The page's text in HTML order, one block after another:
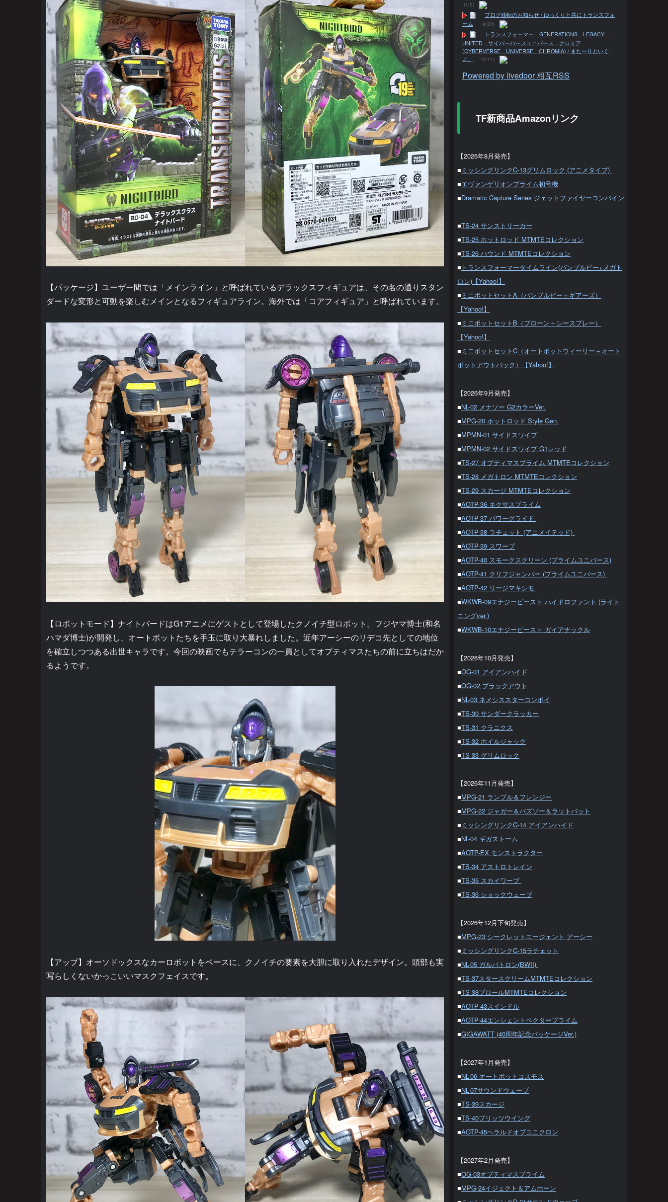
【パッケージ】ユーザー間では「メインライン」と呼ばれているデラックスフィギュアは、その名の通りスタン
ダードな変形と可動を楽しむメインとなるフィギュアライン。海外では「コアフィギュア」と呼ばれています。
【ロボットモード】ナイトバードはG1アニメにゲストとして登場したクノイチ型ロボット。フジヤマ博士(和名
ハマダ博士)が開発し、オートボットたちを手玉に取り大暴れしました。近年アーシーのリデコ先としての地位
を確立しつつある出世キャラです。今回の映画でもテラーコンの一員としてオプティマスたちの前に立ちはだか
るようです。
【アップ】オーソドックスなカーロボットをベースに、クノイチの要素を大胆に取り入れたデザイン。頭部も実
写らしくないかっこいいマスクフェイスです。
(1/5)
ブログ移転のお知らせ / ゆっくりと共にトランスフォ
ーム
(4/20)
トランスフォーマー GENERATIONS LEGACY
UNITED サイバーバースユニバース クロミア
(CYBERVERSE UNIVERSE CHROMIA) / またーりといく
よ。
(4/11)
Powered by livedoor 相互RSS
TF新商品Amazonリンク
【2026年8月発売】
■ ミッシングリンクC-13グリムロック (アニメタイプ)
■エヴァンゲリオンプライム初号機
■Dramatic Capture Series ジェットファイヤーコンバイン
■TS-24 サンストリーカー
■TS-25 ホットロッド MTMTEコレクション
■TS-26 ハウンド MTMTEコレクション
■ トランスフォーマータイムライン(バンブルビー+メガト
ロン)【Yahoo!】
■ ミニボットセットA（バンブルビー＋ギアーズ）
【Yahoo!】
■ ミニボットセットB（ブローン＋シースプレー）
【Yahoo!】
■ ミニボットセットC（オートボットウィーリー＋オート
ボットアウトバック）【Yahoo!】
【2026年9月発売】
■NL-02 メナソー G2カラーVer.
■MPG-20 ホットロッド Style Gen.
■MPMN-01 サイドスワイプ
■MPMN-02 サイドスワイプ G1レッド
■TS-27 オプティマスプライム MTMTEコレクション
■TS-28 メガトロン MTMTEコレクション
■TS-29 スカージ MTMTEコレクション
■AOTP-36 ネクサスプライム
■AOTP-37 パワーグライド
■AOTP-38 ラチェット (アニメイテッド)
■AOTP-39 スワーブ
■AOTP-40 スモークスクリーン (プライムユニバース)
■AOTP-41 クリフジャンパー (プライムユニバース)
■AOTP-42 リージマキシモ
■WKWB-09エナジービースト ハイドロファント (ライト
ニングver.)
■WKWB-10エナジービースト ガイアナックル
【2026年10月発売】
■OG-01 アイアンハイド
■OG-02 ブラックアウト
■NL-03 ネメシススターコンボイ
■TS-30 サンダークラッカー
■TS-31 クラニクス
■TS-32 ホイルジャック
■TS-33 グリムロック
【2026年11月発売】
■MPG-21 ランブル＆フレンジー
■MPG-22 ジャガー＆バズソー＆ラットバット
■ ミッシングリンクC-14 アイアンハイド
■NL-04 ギガストーム
■AOTP-EX モンストラクター
■TS-34 アストロトレイン
■TS-35 スカイワープ
■TS-36 ショックウェーブ
【2026年12月下旬発売】
■MPG-23 シークレットエージェント アーシー
■ ミッシングリンクC-15ラチェット
■NL-05 ガルバトロン(BWII)
■TS-37スタースクリームMTMTEコレクション
■TS-38プロールMTMTEコレクション
■AOTP-43スインドル
■AOTP-44エンシェントベクタープライム
■GIGAWATT (40周年記念パッケージVer.)
【2027年1月発売】
■NL-06 オートボットコスモス
■NL-07サウンドウェーブ
■TS-39スカージ
■TS-40ブリッツウイング
■AOTP-45ヘラルドオブユニクロン
【2027年2月発売】
■OG-03オプティマスプライム
■MPG-24イジェクト＆アムホーン